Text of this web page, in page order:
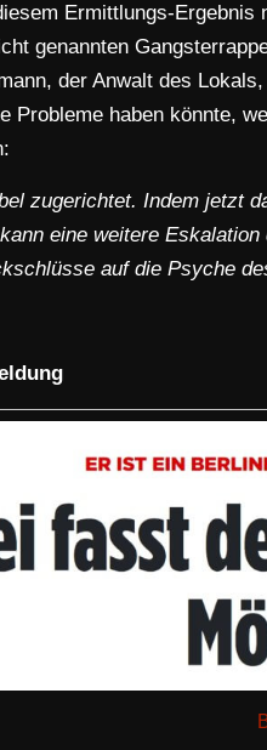
Ermittlungs-Ergebnis
genannten
der Anwalt des
Probleme haben könnte,
zugerichtet. Indem jetzt
eine weitere
auf die Psyche